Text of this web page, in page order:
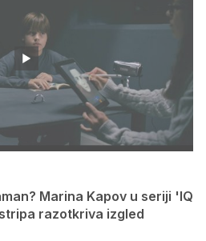
Marina Kapov u seriji 'IQ
razotkriva izgled